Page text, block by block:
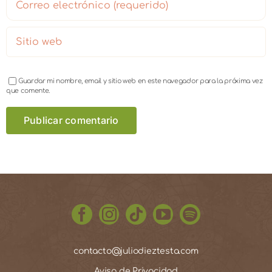
Guardar mi nombre, email y sitio web en este navegador para la próxima vez
que comente.
contacto@juliodieztesta.com